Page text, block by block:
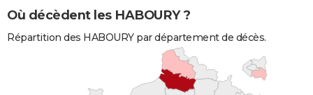
Où décèdent les HABOURY ?
Répartition des HABOURY par département de décès.